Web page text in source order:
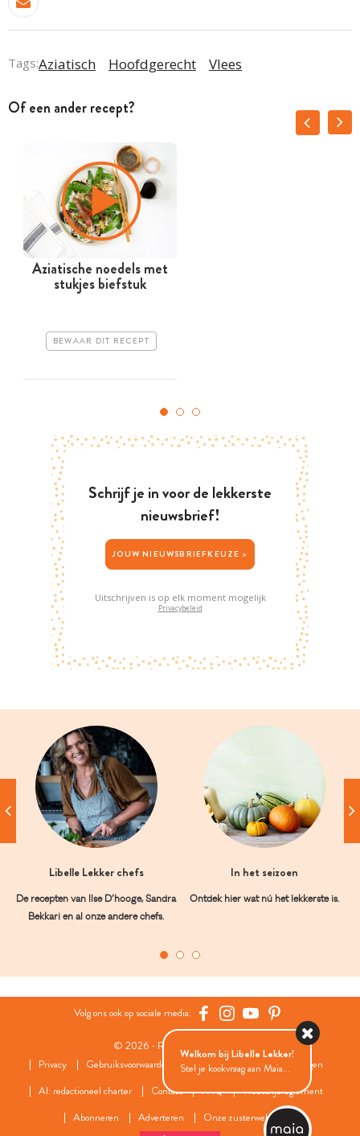
Tags:Aziatisch Hoofdgerecht Vlees
Of een ander recept?
Aziatische noedels met
stukjes biefstuk
BEWAAR DIT RECEPT
Schrijf je in voor de lekkerste
nieuwsbrief!
JOUW NIEUWSBRIEFKEUZE >
Uitschrijven is op elk moment mogelijk
Privacybeleid
Libelle Lekker chefs
De recepten van Ilse D’hooge, Sandra
Bekkari en al onze andere chefs.
In het seizoen
Ontdek hier wat nú het lekkerste is.
Volg ons ook op sociale media:
© 2026 - Roularta Media Group
Privacy
Gebruiksvoorwaarden Cookies
Cookies instellingen
AI: redactioneel charter
Contact FAQ
Wedstrijdreglement
Abonneren
Adverteren Onze zusterwebsites
Welkom bij Libelle Lekker!
Stel je kookvraag aan Maia...